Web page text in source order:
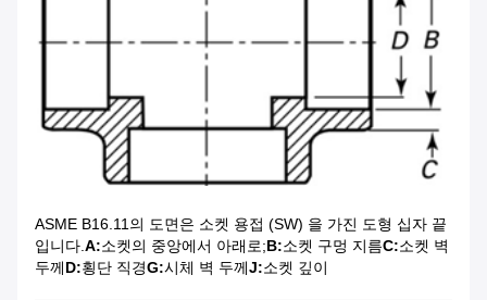
ASME B16.11의 도면은 소켓 용접 (SW) 을 가진 도형 십자 끝
입니다.A:소켓의 중앙에서 아래로;B:소켓 구멍 지름C:소켓 벽
두께D:횡단 직경G:시체 벽 두께J:소켓 깊이